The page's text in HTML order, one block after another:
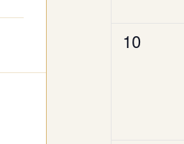
0
10